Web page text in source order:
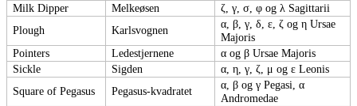
Milk Dipper
Melkeøsen
ζ, γ, σ, φ og λ Sagittarii
Plough
Karlsvognen
α, β, γ, δ, ε, ζ og η Ursae
Majoris
Pointers
Ledestjernene
α og β Ursae Majoris
Sickle
Sigden
α, η, γ, ζ, μ og ε Leonis
Square of Pegasus
Pegasus-kvadratet
α, β og γ Pegasi, α
Andromedae